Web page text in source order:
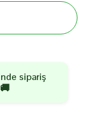
sipariş